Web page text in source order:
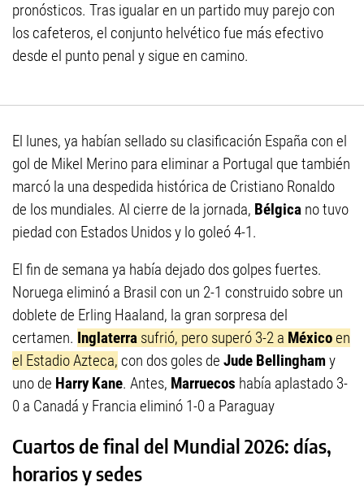
pronósticos. Tras igualar en un partido muy parejo con
los cafeteros, el conjunto helvético fue más efectivo
desde el punto penal y sigue en camino.
El lunes, ya habían sellado su clasificación España con el
gol de Mikel Merino para eliminar a Portugal que también
marcó la una despedida histórica de Cristiano Ronaldo
de los mundiales. Al cierre de la jornada, Bélgica no tuvo
piedad con Estados Unidos y lo goleó 4-1.
El fin de semana ya había dejado dos golpes fuertes.
Noruega eliminó a Brasil con un 2-1 construido sobre un
doblete de Erling Haaland, la gran sorpresa del
certamen. Inglaterra sufrió, pero superó 3-2 a Méxicoen
el Estadio Azteca, con dos goles de Jude Bellinghamy
uno de Harry Kane. Antes, Marruecos había aplastado 3-
0 a Canadá y Francia eliminó 1-0 a Paraguay
Cuartos de final del Mundial 2026: días,
horarios y sedes